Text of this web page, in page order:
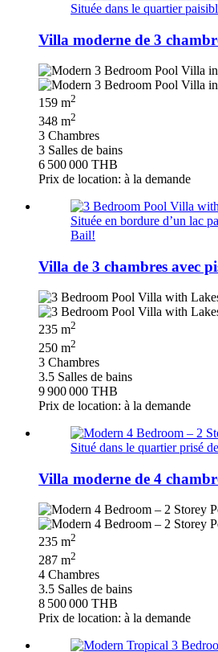
Située dans le quartier
Villa moderne de 3
159 m2
348 m2
3 Chambres
3 Salles de bains
6 500 000 THB
Prix de location: à la demande
Située en bordure d’un lac
Bail!
Villa de 3 chambres avec
235 m2
250 m2
3 Chambres
3.5 Salles de bains
9 900 000 THB
Prix de location: à la demande
Situé dans le quartier prisé
Villa moderne de 4
235 m2
287 m2
4 Chambres
3.5 Salles de bains
8 500 000 THB
Prix de location: à la demande